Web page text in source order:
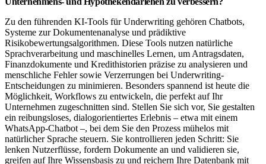
Zu den führenden KI-Tools für Underwriting gehören Chatbots,
Systeme zur Dokumentenanalyse und prädiktive
Risikobewertungsalgorithmen. Diese Tools nutzen natürliche
Sprachverarbeitung und maschinelles Lernen, um Antragsdaten,
Finanzdokumente und Kredithistorien präzise zu analysieren und
menschliche Fehler sowie Verzerrungen bei Underwriting-
Entscheidungen zu minimieren. Besonders spannend ist heute die
Möglichkeit, Workflows zu entwickeln, die perfekt auf Ihr
Unternehmen zugeschnitten sind. Stellen Sie sich vor, Sie gestalten
ein reibungsloses, dialogorientiertes Erlebnis – etwa mit einem
WhatsApp-Chatbot –, bei dem Sie den Prozess mühelos mit
natürlicher Sprache steuern. Sie kontrollieren jeden Schritt: Sie
lenken Nutzerflüsse, fordern Dokumente an und validieren sie,
greifen auf Ihre Wissensbasis zu und reichern Ihre Datenbank mit